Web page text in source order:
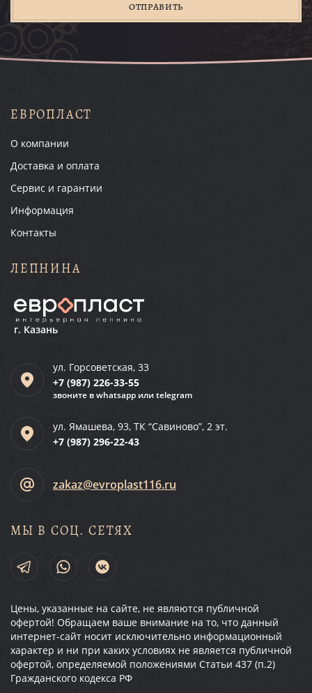
ОТПРАВИТЬ
ЕВРОПЛАСТ
О компании
Доставка и оплата
Сервис и гарантии
Информация
Контакты
ЛЕПНИНА
г. Казань
ул. Горсоветская, 33
+7 (987) 226-33-55
звоните в whatsapp или telegram
ул. Ямашева, 93, ТК “Савиново”, 2 эт.
+7 (987) 296-22-43
zakaz@evroplast116.ru
МЫ В СОЦ. СЕТЯХ
Цены, указанные на сайте, не являются публичной
офертой! Обращаем ваше внимание на то, что данный
интернет-сайт носит исключительно информационный
характер и ни при каких условиях не является публичной
офертой, определяемой положениями Статьи 437 (п.2)
Гражданского кодекса РФ